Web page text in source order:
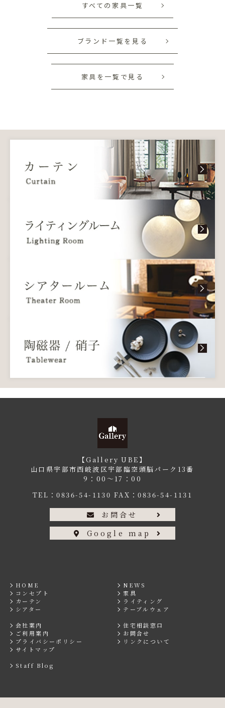
すべての家具一覧
ブランド一覧を見る
家具を一覧で見る
【Gallery UBE】
山口県宇部市西岐波区宇部臨空頭脳パーク13番
9：00〜17：00
TEL：0836-54-1130 FAX：0836-54-1131
お問合せ
Google map
HOME
NEWS
コンセプト
家具
カーテン
ライティング
シアター
テーブルウェア
会社案内
住宅相談窓口
ご利用案内
お問合せ
プライバシーポリシー
リンクについて
サイトマップ
Staff Blog